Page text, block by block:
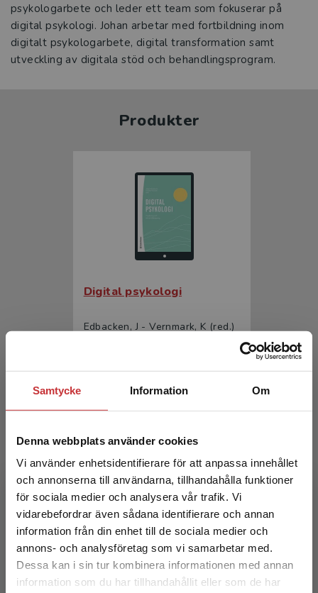
Samtycke Information Om
Denna webbplats använder cookies
Vi använder enhetsidentifierare för att anpassa innehållet
och annonserna till användarna, tillhandahålla funktioner
för sociala medier och analysera vår trafik. Vi
vidarebefordrar även sådana identifierare och annan
information från din enhet till de sociala medier och
annons- och analysföretag som vi samarbetar med.
Dessa kan i sin tur kombinera informationen med annan
information som du har tillhandahållit eller som de har
Begränsad fraktregion
Det verkar som att du besöker
psykologarbete och leder ett team som fokuserar på
digital psykologi. Johan arbetar med fortbildning inom
digitalt psykologarbete, digital transformation samt
utveckling av digitala stöd och behandlingsprogram.
Produkter
Digital psykologi
Edbacken, J - Vernmark, K (red.)
Digital psykologi
Edbacken, J - Vernmark, K (red.)
349 krinkl. moms